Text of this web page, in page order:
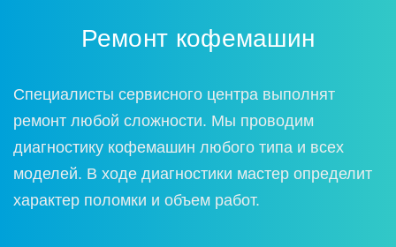
Ремонт кофемашин
Специалисты сервисного центра выполнят
ремонт любой сложности. Мы проводим
диагностику кофемашин любого типа и всех
моделей. В ходе диагностики мастер определит
характер поломки и объем работ.